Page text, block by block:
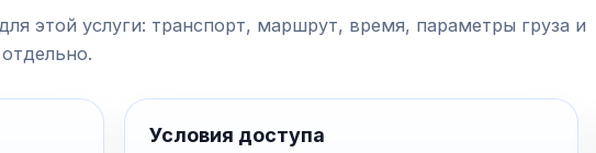
этой услуги: транспорт, маршрут, время, параметры груза и
Условия доступа